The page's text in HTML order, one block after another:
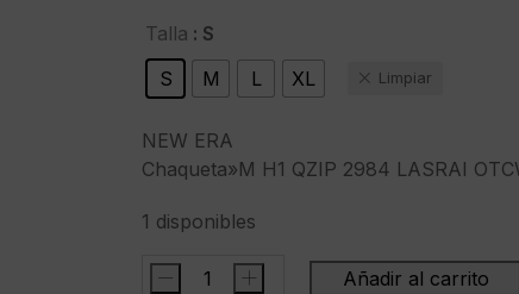
Talla : S
S
M L XL Limpiar
NEW ERA
Chaqueta»M H1 QZIP 2984 LASRAI
1 disponibles
- + Añadir al carrito